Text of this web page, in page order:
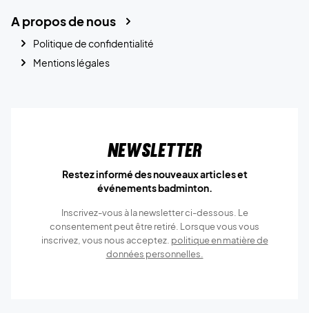
A propos de nous
Politique de confidentialité
Mentions légales
Newsletter
Restez informé des nouveaux articles et
événements badminton.
Inscrivez-vous à la newsletter ci-dessous. Le
consentement peut être retiré. Lorsque vous vous
inscrivez, vous nous acceptez. politique en matière de
données personnelles.